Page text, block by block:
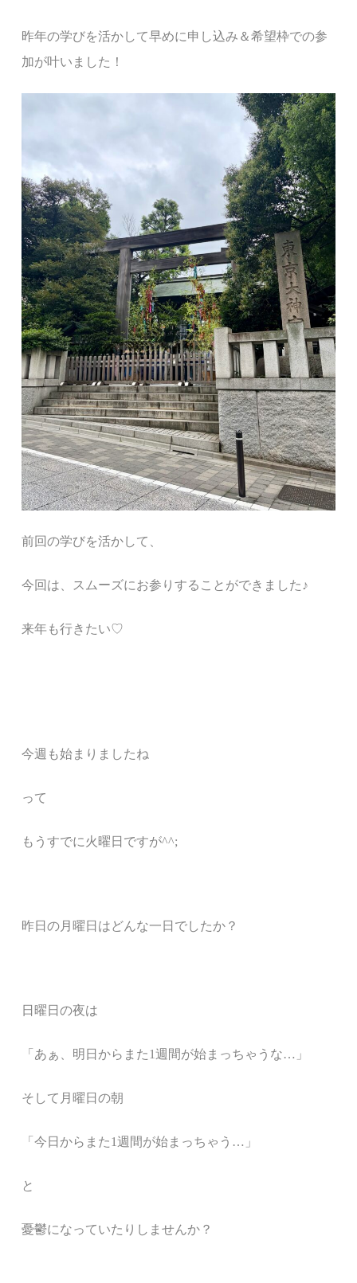
昨年の学びを活かして早めに申し込み＆希望枠での参
加が叶いました！
前回の学びを活かして、
今回は、スムーズにお参りすることができました♪
来年も行きたい♡
今週も始まりましたね
って
もうすでに火曜日ですが^^;
昨日の月曜日はどんな一日でしたか？
日曜日の夜は
「あぁ、明日からまた1週間が始まっちゃうな…」
そして月曜日の朝
「今日からまた1週間が始まっちゃう…」
と
憂鬱になっていたりしませんか？